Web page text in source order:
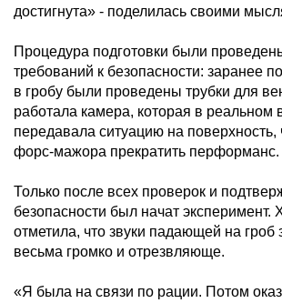
достигнута» - поделилась своими
Процедура подготовки были
требований к безопасности: заранее
в гробу были проведены трубки для
работала камера, которая в реальном
передавала ситуацию на поверхность,
форс-мажора прекратить перформанс.
Только после всех проверок и
безопасности был начат эксперимент.
отметила, что звуки падающей на гроб
весьма громко и отрезвляюще.
«Я была на связи по рации. Потом